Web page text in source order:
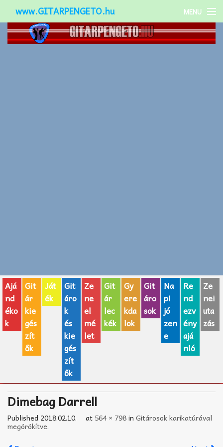
www.GITARPENGETO.hu MENU
Népszerű-
AJÁNDÉK ÖTLETEK
Vicces
GITÁR MÁRKÁK
TOP100 nóta
Zeneiskolák
Zeneszerzés alapjai
Ajá
nd
éko
k
Git
ár
kie
gés
zít
ők
Ját
ék
Git
áro
k
és
kie
gés
zít
ők
Ze
ne
el
mé
let
Git
ár
lec
kék
Gy
ere
kda
lok
Git
áro
sok
Na
pi
jó
zen
e
Re
nd
ezv
ény
ajá
nló
Ze
nei
uta
zás
Dimebag Darrell
Published 2018.02.10. at 564 × 798in Gitárosok karikatúrával
megörökítve.